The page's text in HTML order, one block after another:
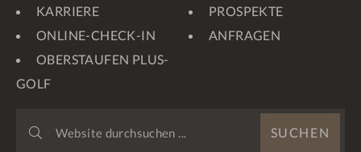
KARRIERE
PROSPEKTE
ONLINE-CHECK-IN
ANFRAGEN
OBERSTAUFEN PLUS-
GOLF
DURCHSUCHEN
SUCHEN